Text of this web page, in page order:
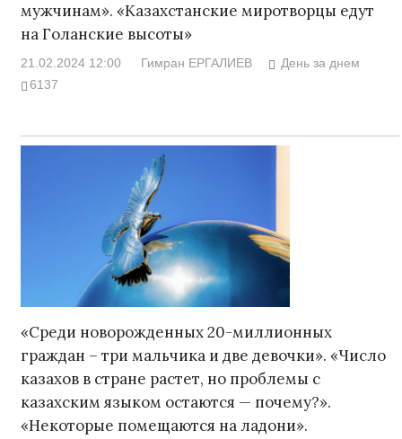
мужчинам». «Казахстанские миротворцы едут
на Голанские высоты»
21.02.2024 12:00 Гимран ЕРГАЛИЕВ
День за днем
6137
«Среди новорожденных 20-миллионных
граждан – три мальчика и две девочки». «Число
казахов в стране растет, но проблемы с
казахским языком остаются — почему?».
«Некоторые помещаются на ладони».